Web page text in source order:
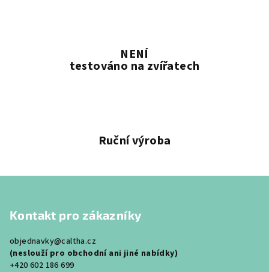
NENÍ
testováno na zvířatech
Ruční výroba
Kontakt pro zákazníky
objednavky@caltha.cz
(neslouží pro obchodní ani jiné nabídky)
+420 602 186 699